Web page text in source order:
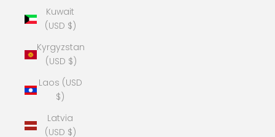
Kuwait
(USD $)
Kyrgyzstan
(USD $)
Laos (USD
$)
Latvia
(USD $)